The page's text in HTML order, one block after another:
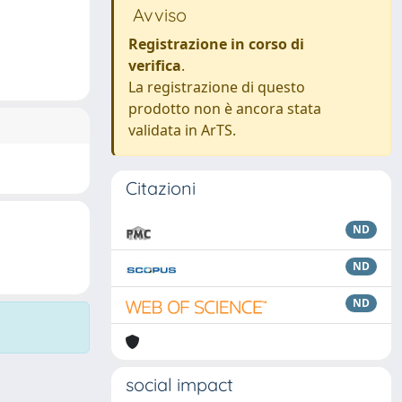
Avviso
Registrazione in corso di
verifica.
La registrazione di questo
prodotto non è ancora stata
validata in ArTS.
Citazioni
ND
ND
ND
social impact